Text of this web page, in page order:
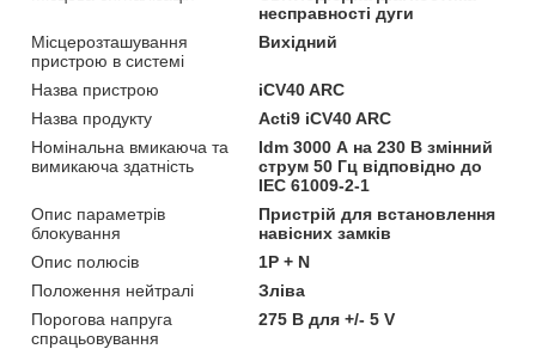
несправності дуги
Місцерозташування
пристрою в системі
Вихідний
Назва пристрою
iCV40 ARC
Назва продукту
Acti9 iCV40 ARC
Номінальна вмикаюча та
вимикаюча здатність
Idm 3000 А на 230 В змінний
струм 50 Гц відповідно до
IEC 61009-2-1
Опис параметрів
блокування
Пристрій для встановлення
навісних замків
Опис полюсів
1P + N
Положення нейтралі
Зліва
Порогова напруга
спрацьовування
275 В для +/- 5 V